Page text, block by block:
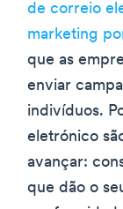
de correio
marketing
que as
enviar
indivíduos.
eletrónico
avançar:
que dão o